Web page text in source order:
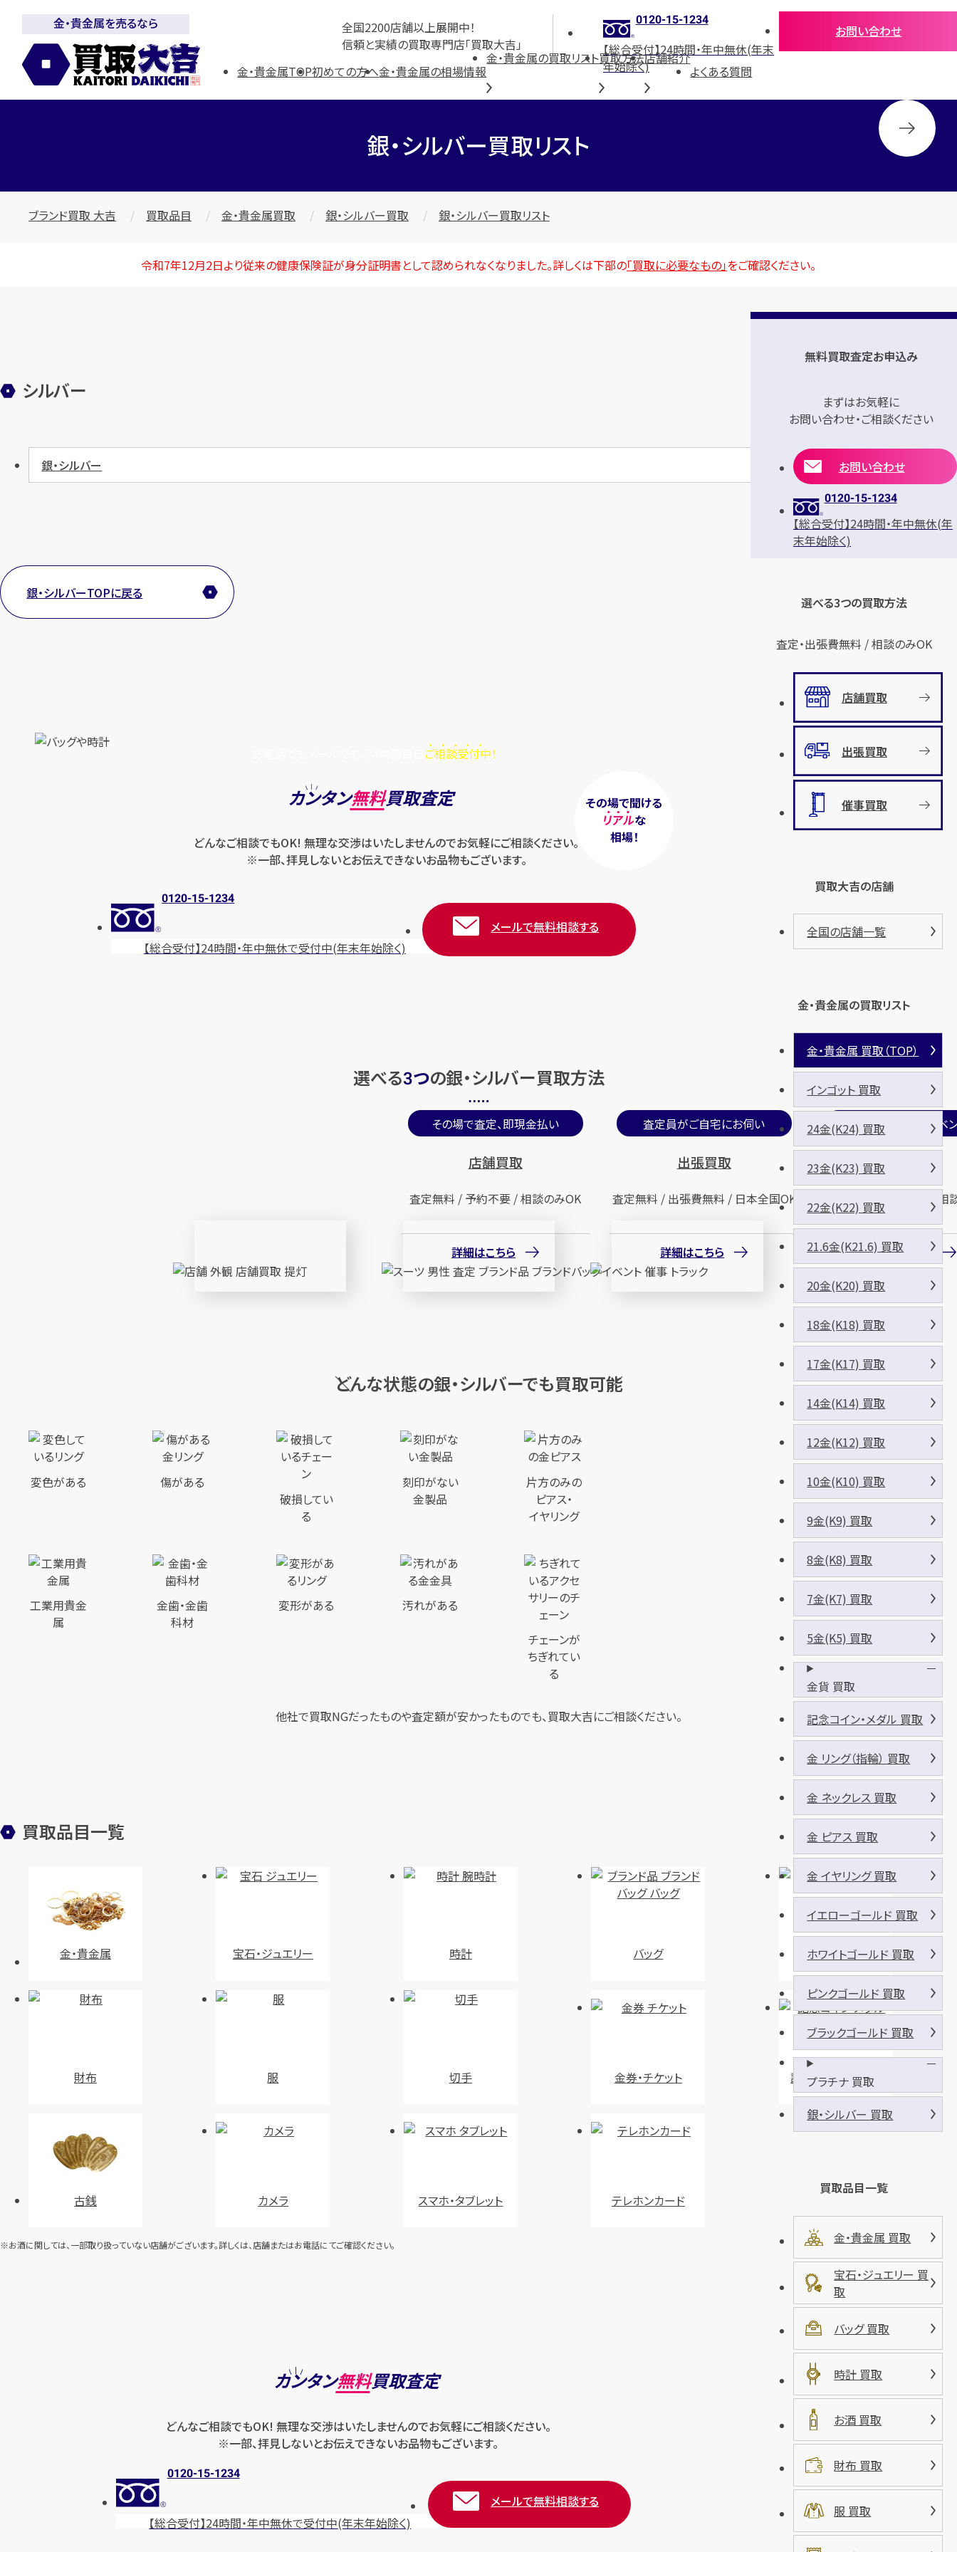
全国2200店舗以上展開中！
信頼と実績の買取専門店「買取大吉」
金・貴金属を売るなら
0120-15-1234
【総合受付】24時間・年中無休(年末
年始除く)
お問い合わせ
金・貴金属TOP初めての方へ金・貴金属の相場情報
金・貴金属の買取リスト買取方法店舗紹介
よくある質問
銀・シルバー買取リスト
ブランド買取 大吉 買取品目 金・貴金属買取 銀・シルバー買取 銀・シルバー買取リスト
令和7年12月2日より従来の健康保険証が身分証明書として認められなくなりました。詳しくは下部の「買取に必要なもの」をご確認ください。
シルバー
銀・シルバー
銀・シルバーTOPに戻る
ご相談受付中！
その場で聞ける
リアルな
相場！
カンタン無料買取査定
どんなご相談でもOK! 無理な交渉はいたしませんのでお気軽にご相談ください。
※一部、拝見しないとお伝えできないお品物もございます。
0120-15-1234
【総合受付】24時間・年中無休で受付中(年末年始除く)
メールで無料相談する
選べる3つの銀・シルバー買取方法
その場で査定、即現金払い
店舗買取
査定無料 / 予約不要 / 相談のみOK
詳細はこちら
査定員がご自宅にお伺い
出張買取
査定無料 / 出張費無料 / 日本全国OK
詳細はこちら
期間限定買取イベ
催事買取
査定無料 / 来場無料 / 相
詳細はこちら
どんな状態の銀・シルバーでも買取可能
変色がある
傷がある
破損してい
る
刻印がない
金製品
片方のみの
ピアス・
イヤリング
工業用貴金
属
金歯・金歯
科材
変形がある
汚れがある
チェーンが
ちぎれてい
る
他社で買取NGだったものや査定額が安かったものでも、買取大吉にご相談ください。
買取品目一覧
金・貴金属 宝石・ジュエリー 時計 バッグ お酒
財布 服 切手 金券・チケット 記念コイン・メダル
古銭 カメラ スマホ・タブレット テレホンカード
※お酒に関しては、一部取り扱っていない店舗がございます。詳しくは、店舗またはお電話にてご確認ください。
カンタン無料買取査定
どんなご相談でもOK! 無理な交渉はいたしませんのでお気軽にご相談ください。
※一部、拝見しないとお伝えできないお品物もございます。
0120-15-1234
【総合受付】24時間・年中無休で受付中(年末年始除く)
メールで無料相談する
無料買取査定お申込み
まずはお気軽に
お問い合わせ・ご相談ください
お問い合わせ
0120-15-1234
【総合受付】24時間・年中無休(年
末年始除く)
選べる3つの買取方法
査定・出張費無料 / 相談のみOK
店舗買取
出張買取
催事買取
買取大吉の店舗
全国の店舗一覧
金・貴金属の買取リスト
金・貴金属 買取（TOP）
インゴット 買取
24金(K24) 買取
23金(K23) 買取
22金(K22) 買取
21.6金(K21.6) 買取
20金(K20) 買取
18金(K18) 買取
17金(K17) 買取
14金(K14) 買取
12金(K12) 買取
10金(K10) 買取
9金(K9) 買取
8金(K8) 買取
7金(K7) 買取
5金(K5) 買取
金貨 買取
記念コイン・メダル 買取
金 リング（指輪） 買取
金 ネックレス 買取
金 ピアス 買取
金 イヤリング 買取
イエローゴールド 買取
ホワイトゴールド 買取
ピンクゴールド 買取
ブラックゴールド 買取
プラチナ 買取
銀・シルバー 買取
買取品目一覧
金・貴金属 買取
宝石・ジュエリー 買
取
バッグ 買取
時計 買取
お酒 買取
財布 買取
服 買取